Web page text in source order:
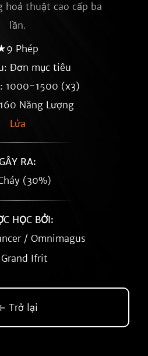
hoả thuật cao cấp ba
lần.
Phép
Đơn mục tiêu
1000-1500 (x3)
Năng Lượng
Lửa
RA:
(30%)
HỌC BỞI:
/ Omnimagus
Grand Ifrit
Trở lại